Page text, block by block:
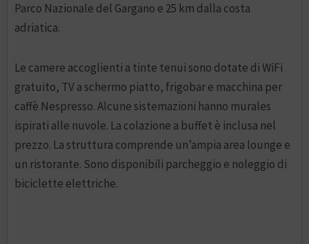
Parco Nazionale del Gargano e 25 km dalla costa
adriatica.
Le camere accoglienti a tinte tenui sono dotate di WiFi
gratuito, TV a schermo piatto, frigobar e macchina per
caffè Nespresso. Alcune sistemazioni hanno murales
ispirati alle nuvole. La colazione a buffet è inclusa nel
prezzo. La struttura comprende un’ampia area lounge e
un ristorante. Sono disponibili parcheggio e noleggio di
biciclette elettriche.